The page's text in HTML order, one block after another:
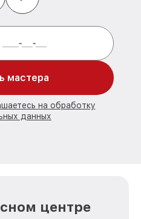
мастера
на обработку
данных
центре